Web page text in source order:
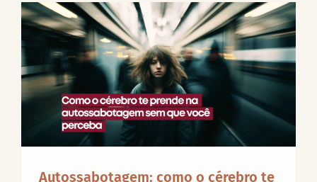
Autossabotagem: como o cérebro te